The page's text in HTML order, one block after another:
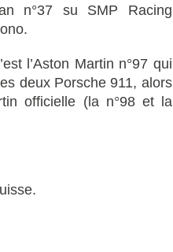
n°37 su SMP Racing
l’Aston Martin n°97 qui
deux Porsche 911, alors
officielle (la n°98 et la